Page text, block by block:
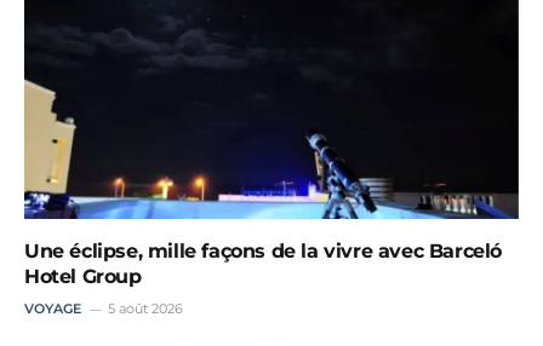
Une éclipse, mille façons de la vivre avec Barceló
Hotel Group
VOYAGE 5 août 2026